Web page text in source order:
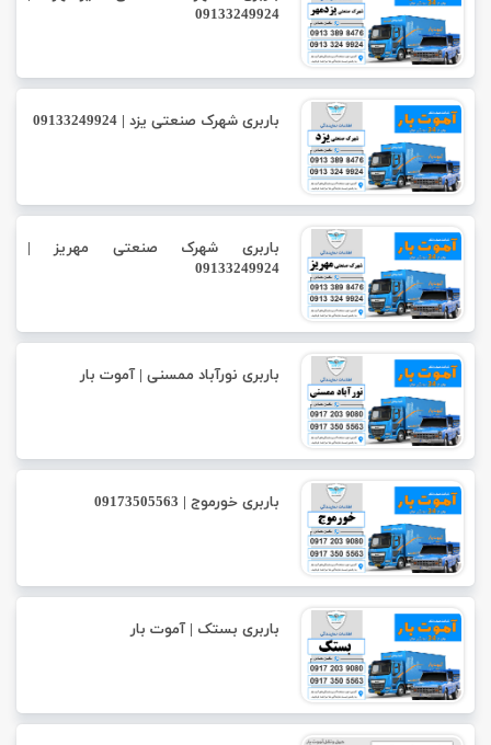
09133249924
باربری شهرک صنعتی یزد | 09133249924
باربری شهرک صنعتی مهریز |
09133249924
باربری نورآباد ممسنی | آموت بار
باربری خورموج | 09173505563
باربری بستک | آموت بار